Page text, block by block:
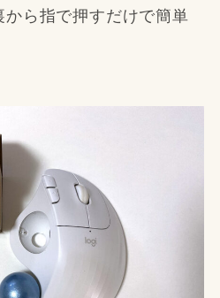
ら指で押すだけで簡単